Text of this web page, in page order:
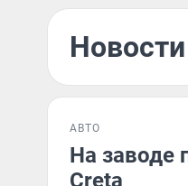
АВТО
На заводе
Creta